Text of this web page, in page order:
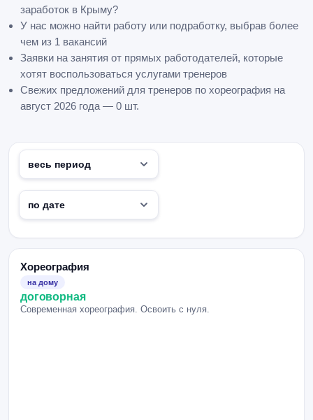
заработок в Крыму?
У нас можно найти работу или подработку, выбрав более
чем из 1 вакансий
Заявки на занятия от прямых работодателей, которые
хотят воспользоваться услугами тренеров
Свежих предложений для тренеров по хореография на
август 2026 года — 0 шт.
Хореография
на дому
договорная
Современная хореография. Освоить с нуля.